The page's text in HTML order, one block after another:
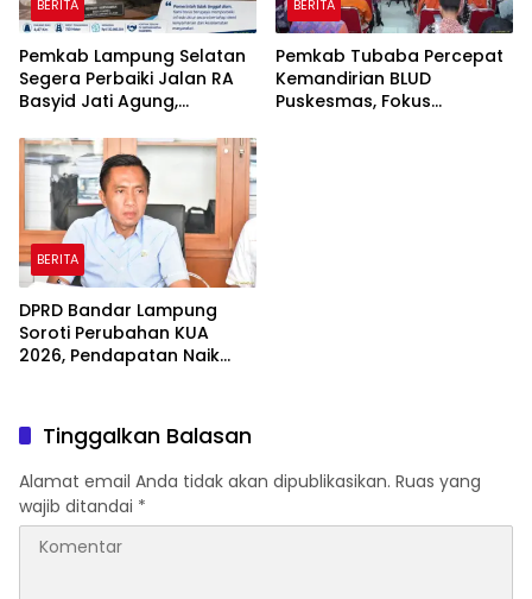
BERITA
Pemkab Lampung Selatan
Segera Perbaiki Jalan RA
Basyid Jati Agung,
Disiapkan
BERITA
Pemkab Tubaba Percepat
Kemandirian BLUD
Puskesmas, Fokus
BERITA
DPRD Bandar Lampung
Soroti Perubahan KUA
2026, Pendapatan Naik
Tinggalkan Balasan
Alamat email Anda tidak akan dipublikasikan. Ruas yang
wajib ditandai *